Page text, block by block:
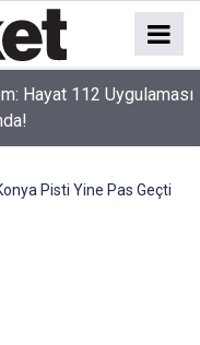
Hayat 112 Uygulaması
Pisti Yine Pas Geçti